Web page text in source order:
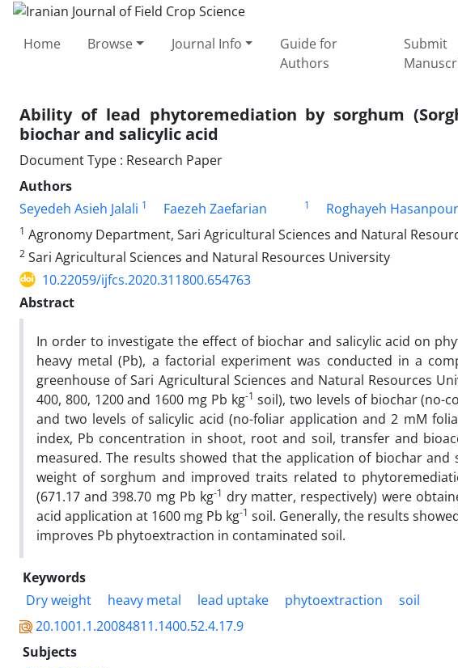
Home Browse Journal Info
Guide for
Authors
Submit
Ability of lead phytoremediation by sorghum
biochar and salicylic acid
Document Type : Research Paper
Authors
Seyedeh Asieh Jalali 1 Faezeh Zaefarian 1 Roghayeh Hasanpour
1 Agronomy Department, Sari Agricultural Sciences and Natural
2 Sari Agricultural Sciences and Natural Resources University
10.22059/ijfcs.2020.311800.654763
Abstract
In order to investigate the effect of biochar and salicylic acid on
heavy metal (Pb), a factorial experiment was conducted in a
greenhouse of Sari Agricultural Sciences and Natural Resources
400, 800, 1200 and 1600 mg Pb kg-1 soil), two levels of biochar (no-
and two levels of salicylic acid (no-foliar application and 2 mM
index, Pb concentration in shoot, root and soil, transfer and
measured. The results showed that the application of biochar
weight of sorghum and improved traits related to
(671.17 and 398.70 mg Pb kg-1 dry matter, respectively) were
acid application at 1600 mg Pb kg-1 soil. Generally, the results
improves Pb phytoextraction in contaminated soil.
Keywords
Dry weight
heavy metal lead uptake phytoextraction
soil
20.1001.1.20084811.1400.52.4.17.9
Subjects